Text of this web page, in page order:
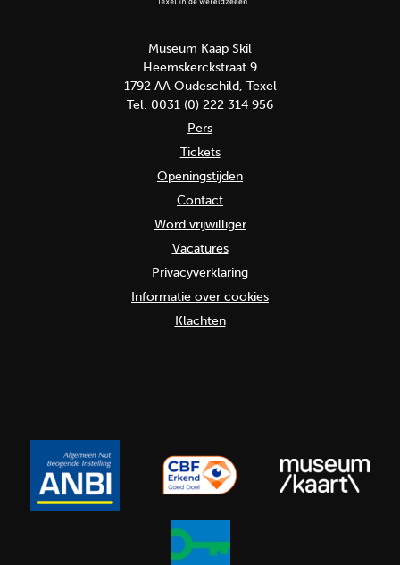
Museum Kaap Skil
Heemskerckstraat 9
1792 AA Oudeschild, Texel
Tel. 0031 (0) 222 314 956
Pers
Tickets
Openingstijden
Contact
Word vrijwilliger
Vacatures
Privacyverklaring
Informatie over cookies
Klachten